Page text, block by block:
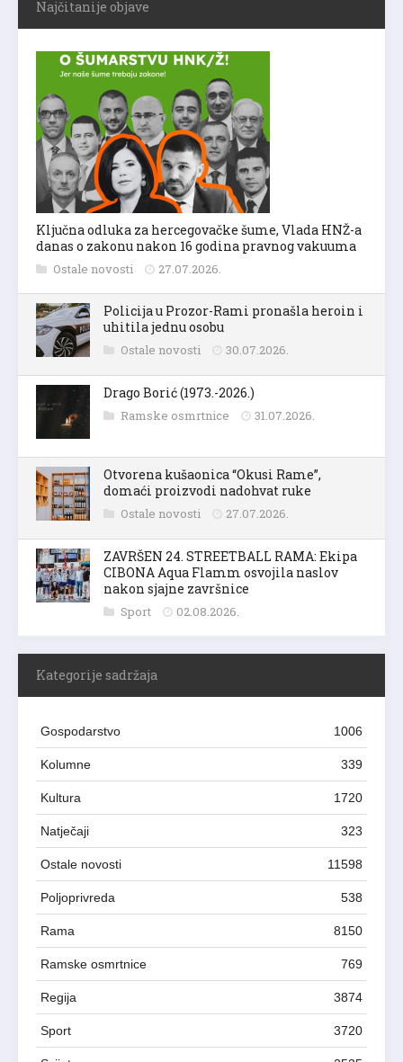
Najčitanije objave
Ključna odluka za hercegovačke šume, Vlada HNŽ-a
danas o zakonu nakon 16 godina pravnog vakuuma
Ostale novosti 27.07.2026.
Policija u Prozor-Rami pronašla heroin i
uhitila jednu osobu
Ostale novosti 30.07.2026.
Drago Borić (1973.-2026.)
Ramske osmrtnice 31.07.2026.
Otvorena kušaonica “Okusi Rame”,
domaći proizvodi nadohvat ruke
Ostale novosti 27.07.2026.
ZAVRŠEN 24. STREETBALL RAMA: Ekipa
CIBONA Aqua Flamm osvojila naslov
nakon sjajne završnice
Sport 02.08.2026.
Kategorije sadržaja
Gospodarstvo 1006
Kolumne 339
Kultura 1720
Natječaji 323
Ostale novosti 11598
Poljoprivreda 538
Rama 8150
Ramske osmrtnice 769
Regija 3874
Sport 3720